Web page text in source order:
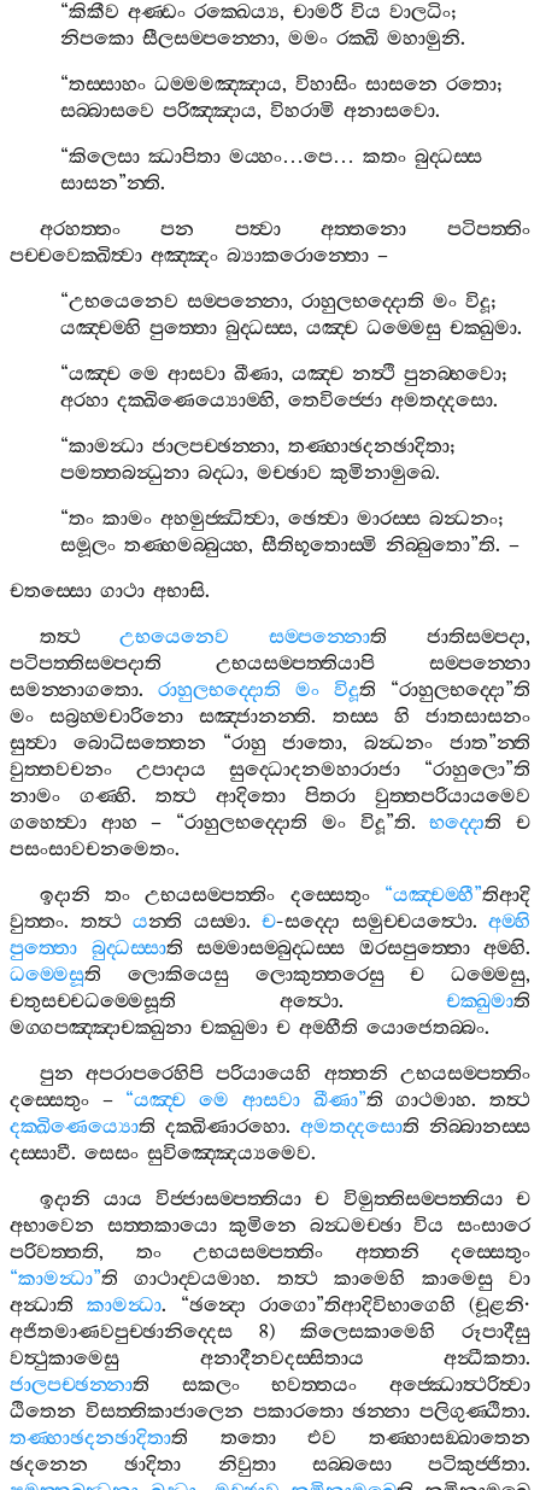
“කිකීව අණ‍්ඩං රක‍්ඛෙය්‍ය,චාමරී විය වාලධිං;
නිපකො සීලසම‍්පන‍්නො,මමං රක‍්ඛි මහාමුනි.
“තස‍්සාහං ධම‍්මමඤ‍්ඤාය,විහාසිං සාසනෙ රතො;
සබ‍්බාසවෙ පරිඤ‍්ඤාය,විහරාමි අනාසවො.
“කිලෙසා ඣාපිතා මය‍්හං…පෙ…කතං බුද‍්ධස‍්ස
සාසන”න‍්ති.
අරහත‍්තං
පන පත්‍වා අත‍්තනො
පටිපත‍්තිං
පච‍්චවෙක‍්ඛිත්‍වා අඤ‍්ඤං බ්‍යාකරොන‍්තො –
“උභයෙනෙව සම‍්පන‍්නො,රාහුලභද‍්දොති මං විදූ;
යඤ‍්චම‍්හි පුත‍්තො බුද‍්ධස‍්ස,යඤ‍්ච ධම‍්මෙසු චක‍්ඛුමා.
“යඤ‍්ච මෙ ආසවා ඛීණා,යඤ‍්ච නත්‍ථි පුනබ‍්භවො;
අරහා දක‍්ඛිණෙය්‍යොම‍්හි,තෙවිජ‍්ජො අමතද‍්දසො.
“කාමන්‍ධා ජාලපච‍්ඡන‍්නා,තණ‍්හාඡදනඡාදිතා;
පමත‍්තබන්‍ධුනා බද‍්ධා,මච‍්ඡාව කුමිනාමුඛෙ.
“තං කාමං අහමුජ‍්ඣිත්‍වා,ඡෙත්‍වා මාරස‍්ස බන්‍ධනං;
සමූලං තණ‍්හමබ‍්බුය‍්හ,සීතිභූතොස‍්මි නිබ‍්බුතො”ති. –
චතස‍්සො ගාථා අභාසි.
තත්‍ථ
උභයෙනෙව සම‍්පන‍්නොති ජාතිසම‍්පදා,
පටිපත‍්තිසම‍්පදාති
උභයසම‍්පත‍්තියාපි
සම‍්පන‍්නො
සමන‍්නාගතො. රාහුලභද‍්දොති මං විදූති “රාහුලභද‍්දො”ති
මං
සබ්‍රහ‍්මචාරිනො සඤ‍්ජානන‍්ති. තස‍්ස හි
ජාතසාසනං
සුත්‍වා
බොධිසත‍්තෙන “රාහු ජාතො,බන්‍ධනං ජාත”න‍්ති
වුත‍්තවචනං
උපාදාය සුද‍්ධොදනමහාරාජා “රාහුලො”ති
නාමං
ගණ‍්හි. තත්‍ථ ආදිතො පිතරා
වුත‍්තපරියායමෙව
ගහෙත්‍වා
ආහ – “රාහුලභද‍්දොති මං විදූ”ති.භද‍්දොති
ච
පසංසාවචනමෙතං.
ඉදානි
තං උභයසම‍්පත‍්තිං දස‍්සෙතුං “යඤ‍්චම‍්හී”තිආදි
වුත‍්තං. තත්‍ථ යන‍්ති යස‍්මා. ච-සද‍්දො සමුච‍්චයත්‍ථො. අම‍්හි
පුත‍්තො
බුද‍්ධස‍්සාති සම‍්මාසම‍්බුද‍්ධස‍්ස ඔරසපුත‍්තො අම‍්හි.
ධම‍්මෙසූති ලොකියෙසු ලොකුත‍්තරෙසු ච ධම‍්මෙසු,
චතුසච‍්චධම‍්මෙසූති
අත්‍ථො. චක‍්ඛුමාති
මග‍්ගපඤ‍්ඤාචක‍්ඛුනා චක‍්ඛුමා ච අම‍්හීති යොජෙතබ‍්බං.
පුන අපරාපරෙහිපි පරියායෙහි අත‍්තනි උභයසම‍්පත‍්තිං
දස‍්සෙතුං – “යඤ‍්ච මෙ ආසවා ඛීණා”ති ගාථමාහ.තත්‍ථ
දක‍්ඛිණෙය්‍යොති දක‍්ඛිණාරහො. අමතද‍්දසොති නිබ‍්බානස‍්ස
දස‍්සාවී. සෙසං සුවිඤ‍්ඤෙය්‍යමෙව.
ඉදානි
යාය විජ‍්ජාසම‍්පත‍්තියා ච විමුත‍්තිසම‍්පත‍්තියා ච
අභාවෙන
සත‍්තකායො කුමිනෙ බන්‍ධමච‍්ඡා විය
සංසාරෙ
පරිවත‍්තති, තං උභයසම‍්පත‍්තිං අත‍්තනි
දස‍්සෙතුං
“කාමන්‍ධා”ති ගාථාද‍්වයමාහ. තත්‍ථ කාමෙහි කාමෙසු
වා
අන්‍ධාති
කාමන්‍ධා. “ඡන්‍දො රාගො”තිආදිවිභාගෙහි (චූළනි·
අජිතමාණවපුච‍්ඡානිද‍්දෙස 8)කිලෙසකාමෙහි
රූපාදීසු
වත්‍ථුකාමෙසු
අනාදීනවදස‍්සිතාය අන්‍ධීකතා.
ජාලපච‍්ඡන‍්නාති සකලං භවත‍්තයං
අජ‍්ඣොත්‍ථරිත්‍වා
ඨිතෙන විසත‍්තිකාජාලෙන පකාරතො ඡන‍්නා පලිගුණ‍්ඨිතා.
තණ‍්හාඡදනඡාදිතාති තතො එව
තණ‍්හාසඞ‍්ඛාතෙන
ඡදනෙන
ඡාදිතා නිවුතා සබ‍්බසො පටිකුජ‍්ජිතා.